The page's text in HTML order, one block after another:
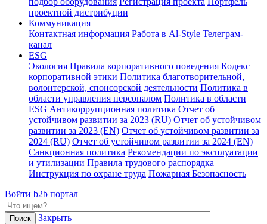
проектной дистрибуции
Коммуникация
Контактная информация Работа в Al-Style Телеграм-
канал
ESG
Экология Правила корпоративного поведения Кодекс
корпоративной этики Политика благотворительной,
волонтерской, спонсорской деятельности Политика в
области управления персоналом Политика в области
ESG Антикоррупционная политика Отчет об
устойчивом развитии за 2023 (RU) Отчет об устойчивом
развитии за 2023 (EN) Отчет об устойчивом развитии за
2024 (RU) Отчет об устойчивом развитии за 2024 (EN)
Санкционная политика Рекомендации по эксплуатации
и утилизации Правила трудового распорядка
Инструкция по охране труда Пожарная Безопасность
Войти b2b портал
Закрыть